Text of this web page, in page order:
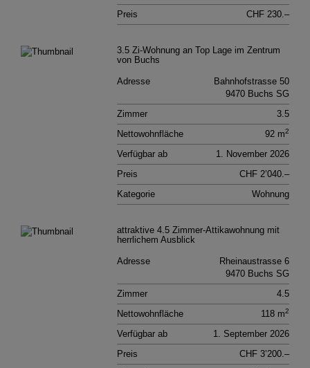
CHF 230.–
Preis
3.5 Zi-Wohnung an Top Lage im Zentrum
von Buchs
Bahnhofstrasse 50
9470 Buchs SG
Adresse
3.5
Zimmer
92 m2
Nettowohnfläche
1. November 2026
Verfügbar ab
CHF 2’040.–
Preis
Wohnung
Kategorie
attraktive 4.5 Zimmer-Attikawohnung mit
herrlichem Ausblick
Rheinaustrasse 6
9470 Buchs SG
Adresse
4.5
Zimmer
118 m2
Nettowohnfläche
1. September 2026
Verfügbar ab
CHF 3’200.–
Preis